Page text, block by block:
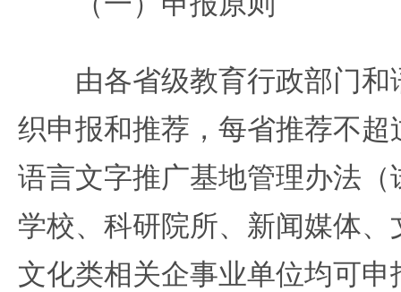
由各省级教育行政部门和
织申报和推荐，每省推荐不
语言文字推广基地管理办法
学校、科研院所、新闻媒体
文化类相关企事业单位均可申